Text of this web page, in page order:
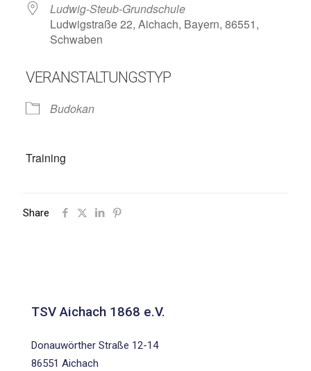
Ludwig-Steub-Grundschule
Ludwigstraße 22, Aichach, Bayern, 86551,
Schwaben
VERANSTALTUNGSTYP
Budokan
Training
Share
TSV Aichach 1868 e.V.
Donauwörther Straße 12-14
86551 Aichach